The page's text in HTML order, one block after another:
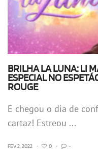
BRILHA LA LUNA: LI
ESPECIAL NO
ROUGE
E chegou o dia de
cartaz! Estreou ...
FEV 2, 2022 • 0 • -